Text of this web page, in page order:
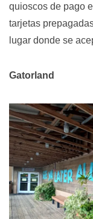
quioscos de pago
tarjetas
lugar donde se
Gatorland